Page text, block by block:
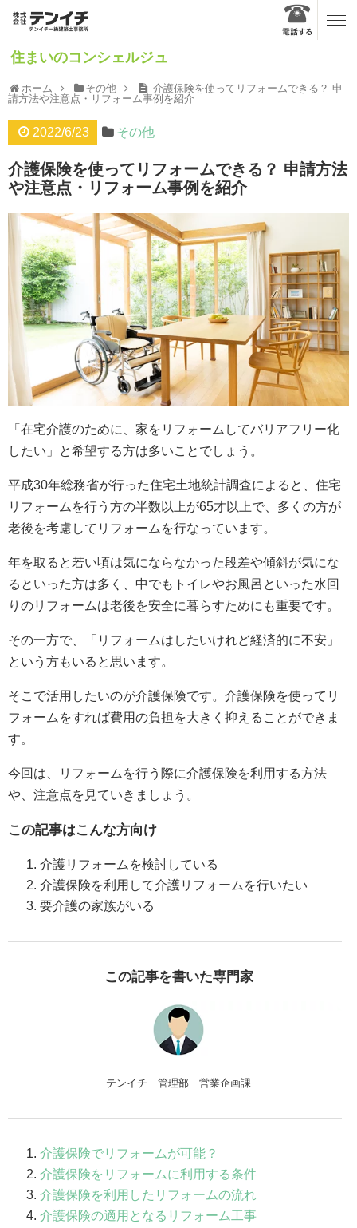
住まいのコンシェルジュ
ホーム その他
介護保険を使ってリフォームできる？ 申
請方法や注意点・リフォーム事例を紹介
2022/6/23 その他
介護保険を使ってリフォームできる？ 申請方法
や注意点・リフォーム事例を紹介
「在宅介護のために、家をリフォームしてバリアフリー化
したい」と希望する方は多いことでしょう。
平成30年総務省が行った住宅土地統計調査によると、住宅
リフォームを行う方の半数以上が65才以上で、多くの方が
老後を考慮してリフォームを行なっています。
年を取ると若い頃は気にならなかった段差や傾斜が気にな
るといった方は多く、中でもトイレやお風呂といった水回
りのリフォームは老後を安全に暮らすためにも重要です。
その一方で、「リフォームはしたいけれど経済的に不安」
という方もいると思います。
そこで活用したいのが介護保険です。介護保険を使ってリ
フォームをすれば費用の負担を大きく抑えることができま
す。
今回は、リフォームを行う際に介護保険を利用する方法
や、注意点を見ていきましょう。
この記事はこんな方向け
介護リフォームを検討している
介護保険を利用して介護リフォームを行いたい
要介護の家族がいる
この記事を書いた専門家
テンイチ 管理部 営業企画課
介護保険でリフォームが可能？
介護保険をリフォームに利用する条件
介護保険を利用したリフォームの流れ
介護保険の適用となるリフォーム工事